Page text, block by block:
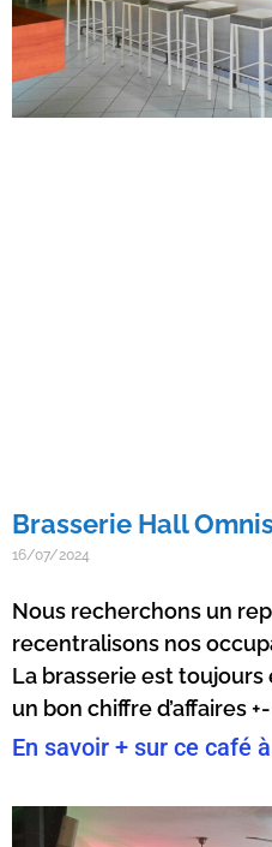
Brasserie Hall
16/07/2024
Nous recherchons un
recentralisons nos
La brasserie est
un bon chiffre d’affaires
En savoir + sur ce café